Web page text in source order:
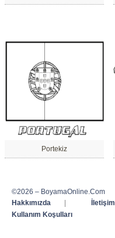
Portekiz
©2026 – BoyamaOnline.Com
Hakkımızda
İletişim
Kullanım Koşulları